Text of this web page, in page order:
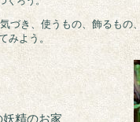
づき、使うもの、飾るもの、
みよう。
妖精のお家